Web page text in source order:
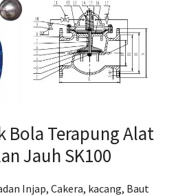
Bola Terapung Alat
Jauh SK100
Injap, Cakera, kacang, Baut